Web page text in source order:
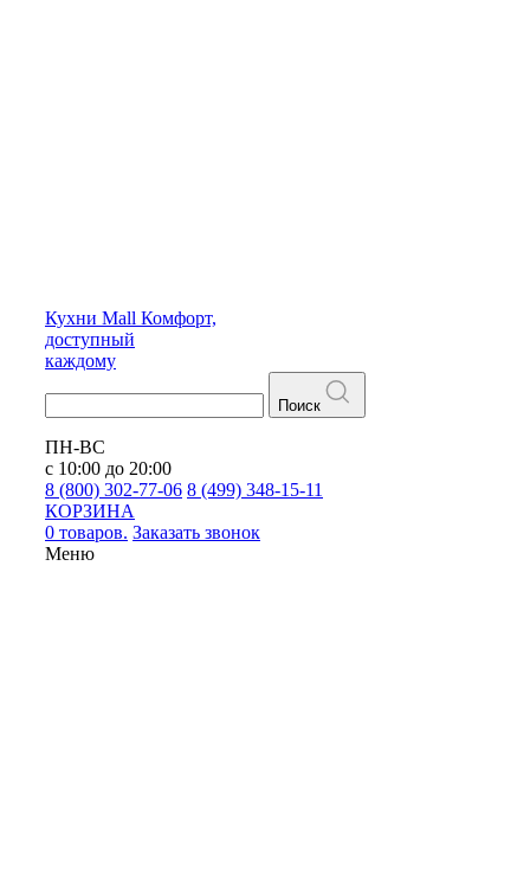
Кухни Mall Комфорт,
доступный
каждому
Поиск
ПН-ВС
с 10:00 до 20:00
8 (800) 302-77-06 8 (499) 348-15-11
КОРЗИНА
0 товаров. Заказать звонок
Меню